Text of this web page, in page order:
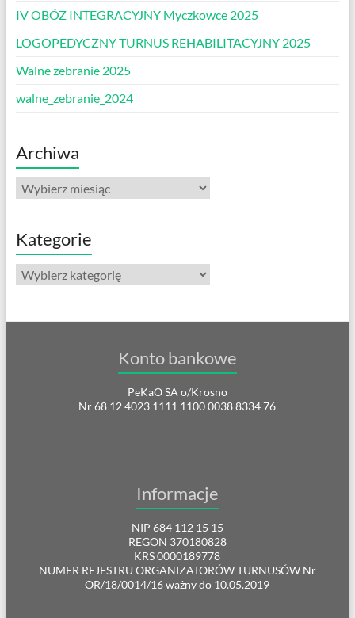
IV OBÓZ INTEGRACYJNY Myczkowce 2025
LOGOPEDYCZNY TURNUS REHABILITACYJNY 2025
Walne zebranie 2025
walne_zebranie_2024
Archiwa
Archiwa
Kategorie
Kategorie
Konto bankowe
PeKaO SA o/Krosno
Nr 68 12 4023 1111 1100 0038 8334 76
Informacje
NIP 684 112 15 15
REGON 370180828
KRS 0000189778
NUMER REJESTRU ORGANIZATORÓW TURNUSÓW Nr
OR/18/0014/16 ważny do 10.05.2019